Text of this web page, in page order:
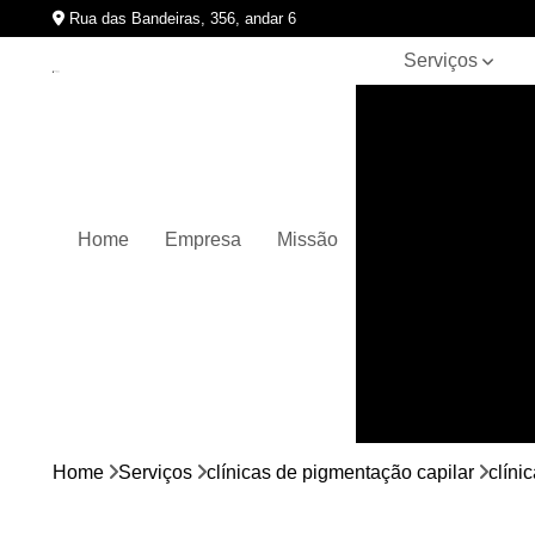
Rua das Bandeiras, 356, andar 6
Home Empresa Missão
Serviços
Home Serviços clínicas de pigmentação capilar